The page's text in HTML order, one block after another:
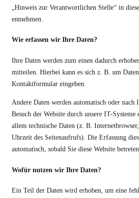
„Hinweis zur Verantwortlichen Stelle“ in
entnehmen.
Wie erfassen wir Ihre Daten?
Ihre Daten werden zum einen dadurch
mitteilen. Hierbei kann es sich z. B. um
Kontaktformular eingeben.
Andere Daten werden automatisch oder
Besuch der Website durch unsere IT-Systeme
allem technische Daten (z. B.
Uhrzeit des Seitenaufrufs). Die Erfassung
automatisch, sobald Sie diese Website
Wofür nutzen wir Ihre Daten?
Ein Teil der Daten wird erhoben, um eine